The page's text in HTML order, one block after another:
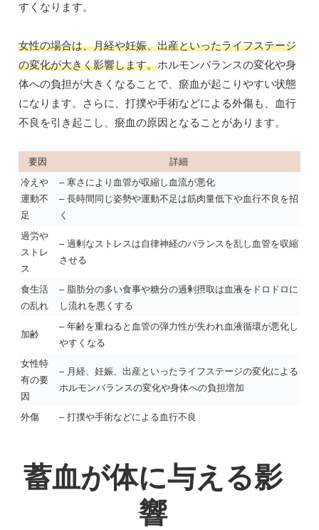
すくなります。
女性の場合は、月経や妊娠、出産といったライフステージ
の変化が大きく影響します。ホルモンバランスの変化や身
体への負担が大きくなることで、瘀血が起こりやすい状態
になります。さらに、打撲や手術などによる外傷も、血行
不良を引き起こし、瘀血の原因となることがあります。
要因
詳細
冷えや
運動不
足
– 寒さにより血管が収縮し血流が悪化
– 長時間同じ姿勢や運動不足は筋肉量低下や血行不良を招
く
過労や
ストレ
ス
– 過剰なストレスは自律神経のバランスを乱し血管を収縮
させる
食生活
の乱れ
– 脂肪分の多い食事や糖分の過剰摂取は血液をドロドロに
し流れを悪くする
加齢
– 年齢を重ねると血管の弾力性が失われ血液循環が悪化し
やすくなる
女性特
有の要
因
– 月経、妊娠、出産といったライフステージの変化による
ホルモンバランスの変化や身体への負担増加
外傷 – 打撲や手術などによる血行不良
蓄血が体に与える影
響